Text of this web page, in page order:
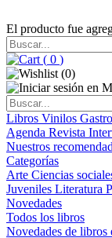
El producto fue
( 0 )
(0)
Libros Vinilos
Agenda Revista
Nuestros
Categorías
Arte Ciencias
Juveniles Literatura
Novedades
Todos los libros
Novedades de libros